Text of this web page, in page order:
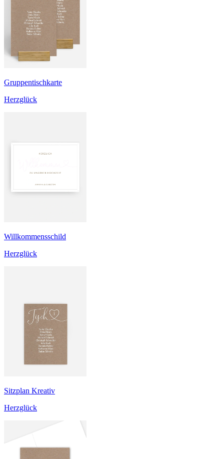
Gruppentischkarte
Herzglück
Willkommensschild
Herzglück
Sitzplan Kreativ
Herzglück